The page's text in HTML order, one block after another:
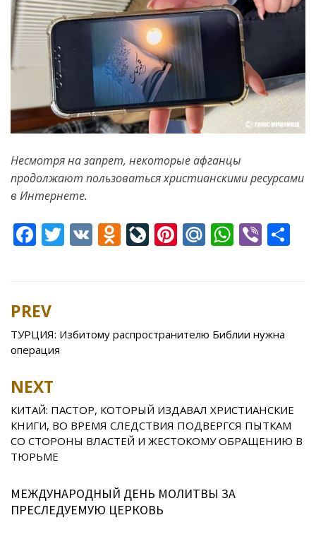
Несмотря на запрет, некоторые афганцы
продолжают пользоваться христианскими ресурсами
в Интернете.
F
ac
b
o
o
T
w
V
K
O
d
as
ki
Li
v
r
Pi
nt
M
ai
u
W
h
p
Vi
b
Post
navigation
PREV
ТУРЦИЯ: Избитому распространителю Библии нужна
операция
NEXT
КИТАЙ: ПАСТОР, КОТОРЫЙ ИЗДАВАЛ ХРИСТИАНСКИЕ
КНИГИ, ВО ВРЕМЯ СЛЕДСТВИЯ ПОДВЕРГСЯ ПЫТКАМ
СО СТОРОНЫ ВЛАСТЕЙ И ЖЕСТОКОМУ ОБРАЩЕНИЮ В
ТЮРЬМЕ
МЕЖДУНАРОДНЫЙ ДЕНЬ МОЛИТВЫ ЗА
ПРЕСЛЕДУЕМУЮ ЦЕРКОВЬ